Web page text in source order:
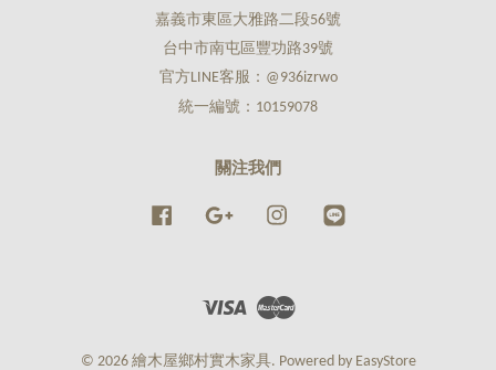
嘉義市東區大雅路二段56號
台中市南屯區豐功路39號
官方LINE客服：@936izrwo
統一編號：10159078
關注我們
Facebook Google Instagram
Visa Master
© 2026 繪木屋鄉村實木家具. Powered by EasyStore